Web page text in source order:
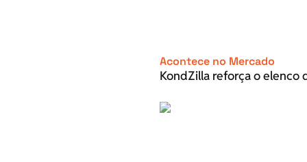
Acontece no Mercado
KondZilla reforça o elenco